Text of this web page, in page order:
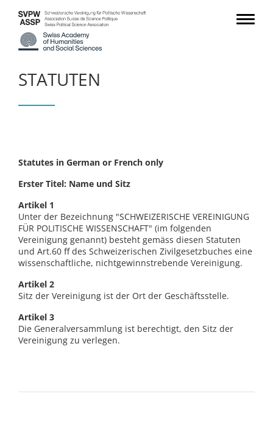
STATUTEN
Statutes in German or French only
Erster Titel: Name und Sitz
Artikel 1
Unter der Bezeichnung "SCHWEIZERISCHE VEREINIGUNG
FÜR POLITISCHE WISSENSCHAFT" (im folgenden
Vereinigung genannt) besteht gemäss diesen Statuten
und Art.60 ff des Schweizerischen Zivilgesetzbuches eine
wissenschaftliche, nichtgewinnstrebende Vereinigung.
Artikel 2
Sitz der Vereinigung ist der Ort der Geschäftsstelle.
Artikel 3
Die Generalversammlung ist berechtigt, den Sitz der
Vereinigung zu verlegen.